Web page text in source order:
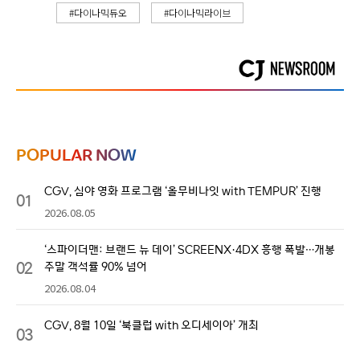
#다이나믹듀오 #다이나믹라이브
POPULAR NOW
01 CGV, 심야 영화 프로그램 ‘올무비나잇 with TEMPUR’ 진행
2026.08.05
02
‘스파이더맨: 브랜드 뉴 데이’ SCREENX·4DX 흥행 폭발…개봉
주말 객석률 90% 넘어
2026.08.04
03 CGV, 8월 10일 ‘북클럽 with 오디세이아’ 개최